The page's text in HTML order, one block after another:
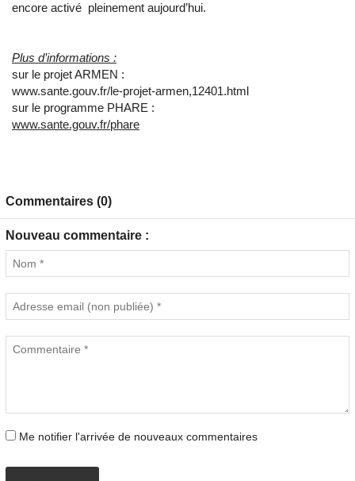
encore activé pleinement aujourd’hui.
Plus d’informations :
sur le projet ARMEN :
www.sante.gouv.fr/le-projet-armen,12401.html
sur le programme PHARE :
www.sante.gouv.fr/phare
Commentaires (0)
Nouveau commentaire :
Me notifier l'arrivée de nouveaux commentaires